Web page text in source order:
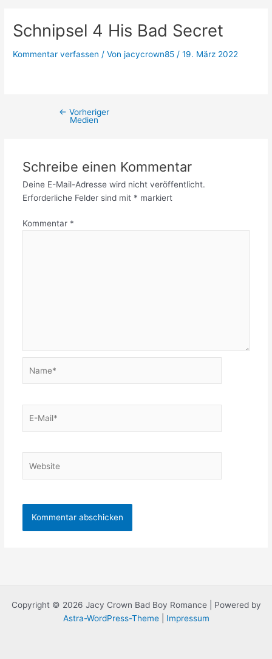
Schnipsel 4 His Bad Secret
Kommentar verfassen / Vonjacycrown85 /19. März 2022
← Vorheriger
Medien
Schreibe einen Kommentar
Deine E-Mail-Adresse wird nicht veröffentlicht.
Erforderliche Felder sind mit * markiert
Kommentar *
Mail*
Copyright © 2026 Jacy Crown Bad Boy Romance | Powered by
Astra-WordPress-Theme| Impressum